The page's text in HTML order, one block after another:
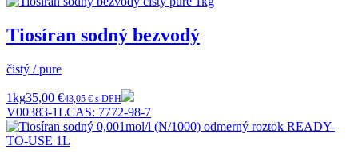
Tiosíran sodný bezvodý
čistý / pure
1kg35,00 €43,05 € s DPH
V00383-1LCAS: 7772-98-7